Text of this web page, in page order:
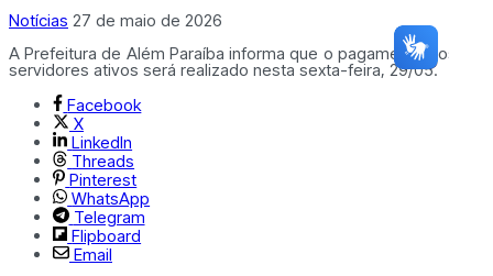
Notícias 27 de maio de 2026
A Prefeitura de Além Paraíba informa que o pagamento dos
servidores ativos será realizado nesta sexta-feira, 29/05.
Facebook
X
LinkedIn
Threads
Pinterest
WhatsApp
Telegram
Flipboard
Email